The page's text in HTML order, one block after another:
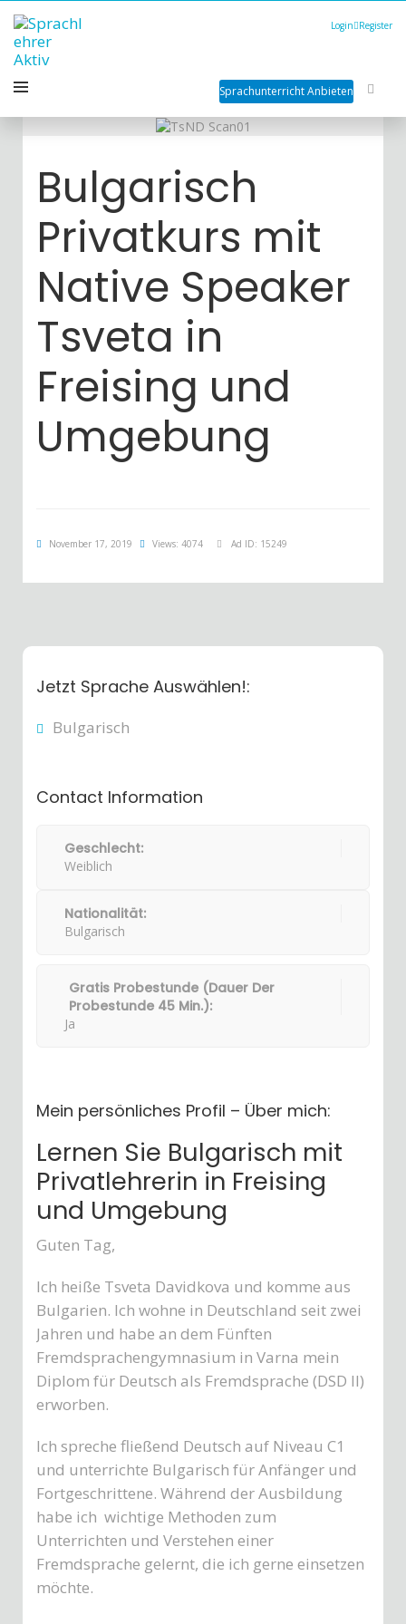
Login Register
Sprachunterricht Anbieten
Bulgarisch
Privatkurs mit
Native Speaker
Tsveta in
Freising und
Umgebung
November 17, 2019 Views: 4074 Ad ID: 15249
Jetzt Sprache Auswählen!:
Bulgarisch
Contact Information
Geschlecht:
Weiblich
Nationalität:
Bulgarisch
Gratis Probestunde (Dauer Der
Probestunde 45 Min.):
Ja
Mein persönliches Profil – Über mich:
Lernen Sie Bulgarisch mit
Privatlehrerin in Freising
und Umgebung
Guten Tag,
Ich heiße Tsveta Davidkova und komme aus
Bulgarien. Ich wohne in Deutschland seit zwei
Jahren und habe an dem Fünften
Fremdsprachengymnasium in Varna mein
Diplom für Deutsch als Fremdsprache (DSD II)
erworben.
Ich spreche fließend Deutsch auf Niveau C1
und unterrichte Bulgarisch für Anfänger und
Fortgeschrittene. Während der Ausbildung
habe ich wichtige Methoden zum
Unterrichten und Verstehen einer
Fremdsprache gelernt, die ich gerne einsetzen
möchte.